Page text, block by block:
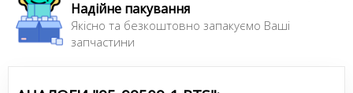
Надійне пакування
Якісно та безкоштовно запакуємо Ваші
запчастини